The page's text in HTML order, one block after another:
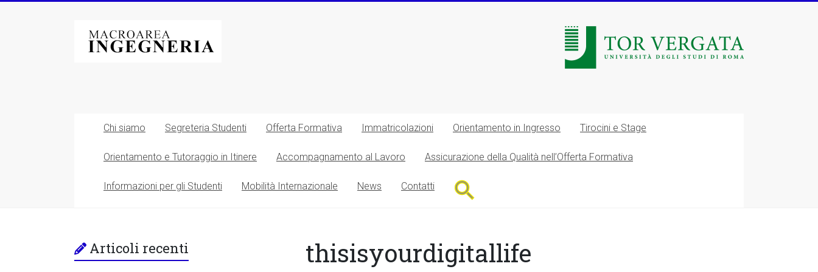
Macroarea
di
Università
degli
Studi
Tor
Chi siamo Segreteria Studenti Offerta Formativa Immatricolazioni Orientamento in Ingresso Tirocini e Stage
Orientamento e Tutoraggio in Itinere Accompagnamento al Lavoro Assicurazione della Qualità nell’Offerta Formativa
Informazioni per gli Studenti Mobilità Internazionale News Contatti
thisisyourdigitallife
Articoli recenti